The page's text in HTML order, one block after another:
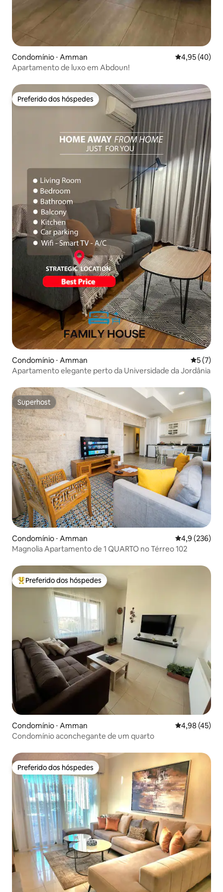
Condomínio ⋅ Amman 4,95 de uma
4,95 (40)
Apartamento de luxo em Abdoun!
Preferido dos hóspedes
Preferido dos hóspedes
Condomínio ⋅ Amman 5 de
5 (7)
Apartamento elegante perto da Universidade da Jordânia
Superhost
Superhost
Condomínio ⋅ Amman 4,9 de uma
4,9 (236)
Magnolia Apartamento de 1 QUARTO no Térreo 102
Entre os melhores preferidos dos hóspedes
Preferido dos hóspedes
Condomínio ⋅ Amman 4,98 de uma
4,98 (45)
Condomínio aconchegante de um quarto
Preferido dos hóspedes
Preferido dos hóspedes